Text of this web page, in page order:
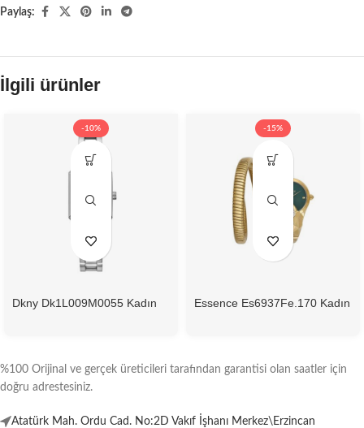
Paylaş:
İlgili ürünler
-10%
Dkny Dk1L009M0055 Kadın
-15%
Essence Es6937Fe.170 Kadın
%100 Orijinal ve gerçek üreticileri tarafından garantisi olan saatler için
doğru adrestesiniz.
Atatürk Mah. Ordu Cad. No:2D Vakıf İşhanı Merkez\Erzincan